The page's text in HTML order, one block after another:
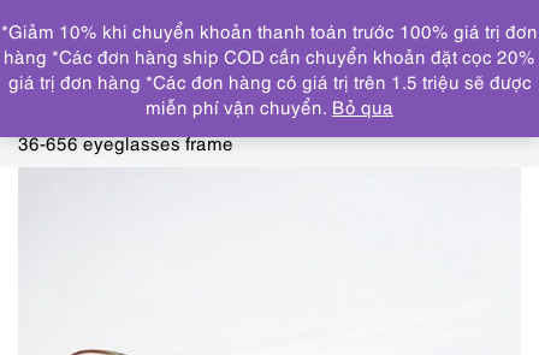
DANH MỤC
Trang chủ KÍNH MẮT
GỌNG KÍNH MỚI/CHƯA SỬ
5752-Gọng kính nữ-Mới/Chưa sử dụng-LANVIN
36-656 eyeglasses frame
*Giảm 10% khi chuyển khoản thanh toán trước 100% giá trị đơn
hàng *Các đơn hàng ship COD cần chuyển khoản đặt cọc 20%
giá trị đơn hàng *Các đơn hàng có giá trị trên 1.5 triệu sẽ được
miễn phí vận chuyển. Bỏ qua